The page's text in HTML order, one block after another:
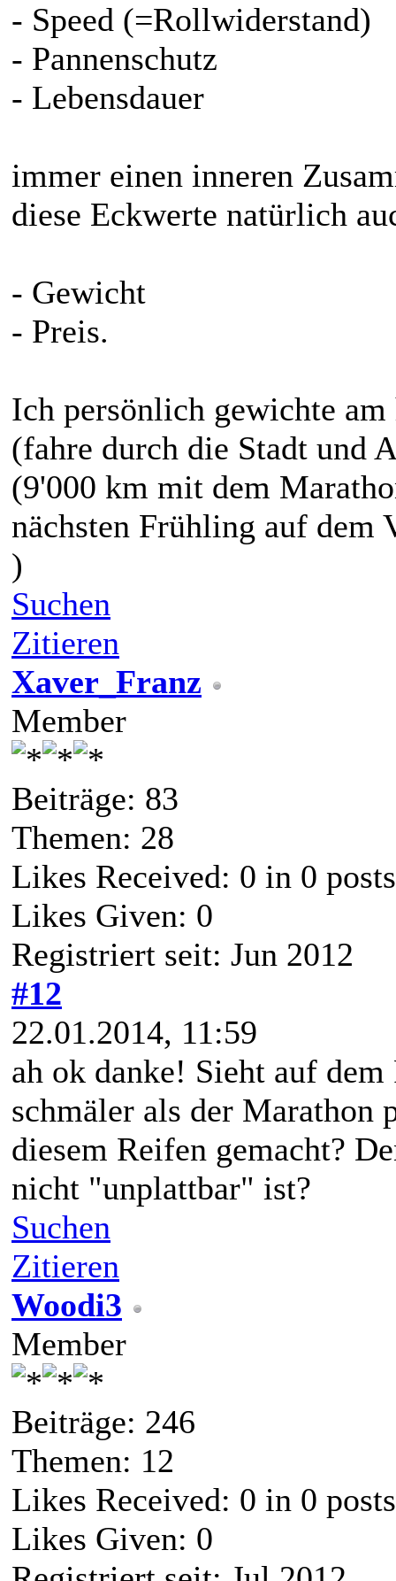
- Speed (=Rollwiderstand)
- Pannenschutz
- Lebensdauer
immer einen inneren
diese Eckwerte natürlich
- Gewicht
- Preis.
Ich persönlich gewichte am
(fahre durch die Stadt und
(9'000 km mit dem
nächsten Frühling auf dem
)
Suchen
Zitieren
Xaver_Franz
Member
Beiträge: 83
Themen: 28
Likes Received: 0 in 0 posts
Likes Given: 0
Registriert seit: Jun 2012
#12
22.01.2014, 11:59
ah ok danke! Sieht auf
schmäler als der Marathon
diesem Reifen gemacht?
nicht "unplattbar" ist?
Suchen
Zitieren
Woodi3
Member
Beiträge: 246
Themen: 12
Likes Received: 0 in 0 posts
Likes Given: 0